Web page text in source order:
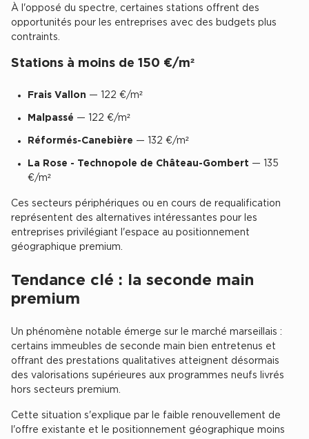
À l'opposé du spectre, certaines stations offrent des
opportunités pour les entreprises avec des budgets plus
contraints.
Stations à moins de 150 €/m²
Frais Vallon — 122 €/m²
Malpassé — 122 €/m²
Réformés-Canebière — 132 €/m²
La Rose - Technopole de Château-Gombert — 135
€/m²
Ces secteurs périphériques ou en cours de requalification
représentent des alternatives intéressantes pour les
entreprises privilégiant l'espace au positionnement
géographique premium.
Tendance clé : la seconde main
premium
Un phénomène notable émerge sur le marché marseillais :
certains immeubles de seconde main bien entretenus et
offrant des prestations qualitatives atteignent désormais
des valorisations supérieures aux programmes neufs livrés
hors secteurs premium.
Cette situation s'explique par le faible renouvellement de
l'offre existante et le positionnement géographique moins